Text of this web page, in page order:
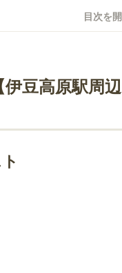
目次を
豆高原駅周